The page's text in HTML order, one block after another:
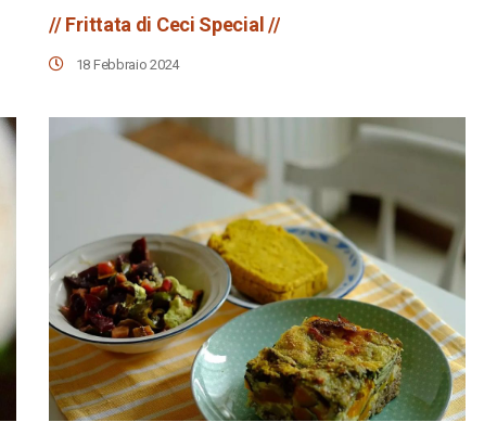
// Frittata di Ceci Special //
18 Febbraio 2024